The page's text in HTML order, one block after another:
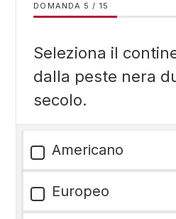
DOMANDA / 15
Seleziona il
dalla peste nera
secolo.
Americano
Europeo